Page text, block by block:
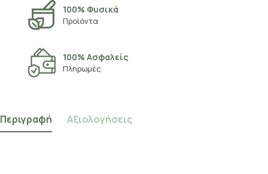
100% Φυσικά
Προϊόντα
100% Ασφαλείς
Πληρωμές
Περιγραφή Αξιολογήσεις